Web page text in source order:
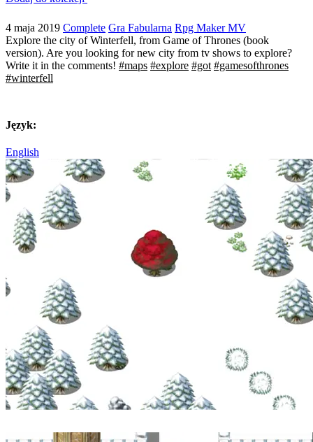
4 maja 2019 Complete Gra Fabularna Rpg Maker MV
Explore the city of Winterfell, from Game of Thrones (book
version). Are you looking for new city from tv shows to explore?
Write it in the comments! #maps #explore #got #gamesofthrones
#winterfell
Język:
English